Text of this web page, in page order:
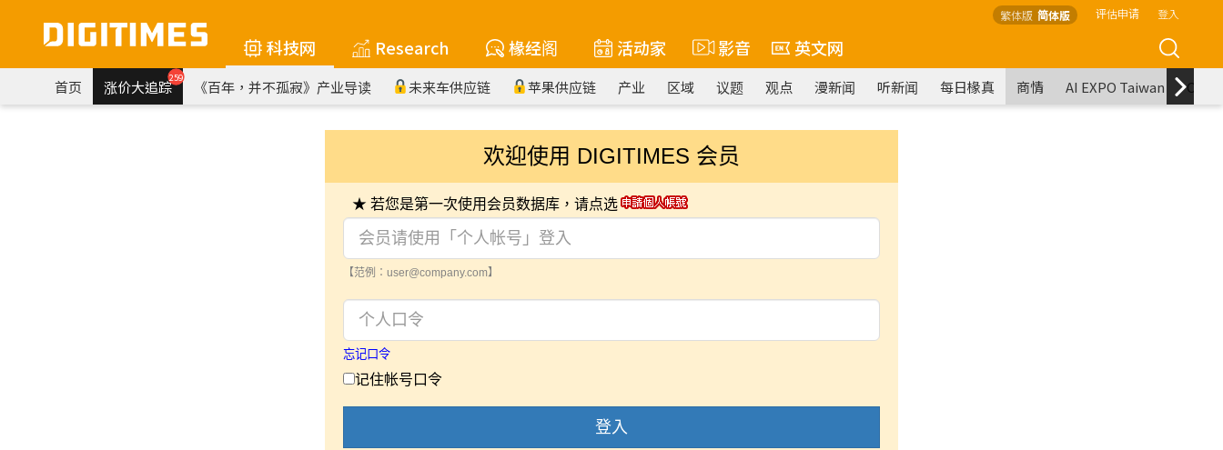
繁体版 简体版 评估申请 登入
科技网 Research 椽经阁 活动家 影音 英文网
首页 涨价大追踪259 《百年，并不孤寂》产业导读 未来车供应链 苹果供应链 产业 区域 议题 观点 漫新闻 听新闻 每日椽真 商情 AI EXPO Taiwan
欢迎使用 DIGITIMES 会员
★ 若您是第一次使用会员数据库，请点选
【范例：user@company.com】
忘记口令
记住帐号口令
登入